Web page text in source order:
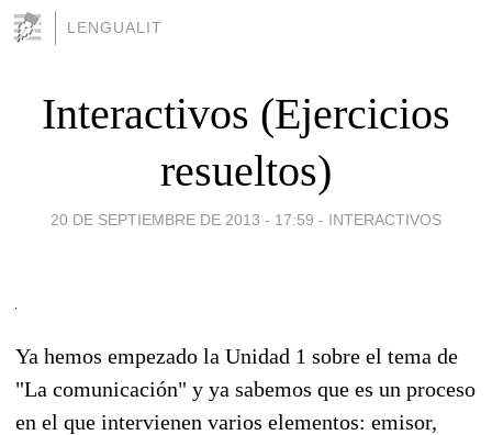
LENGUALIT
Interactivos (Ejercicios
resueltos)
20 DE SEPTIEMBRE DE 2013 - 17:59 - INTERACTIVOS
Ya hemos empezado la Unidad 1 sobre el tema de
"La comunicación" y ya sabemos que es un proceso
en el que intervienen varios elementos: emisor,